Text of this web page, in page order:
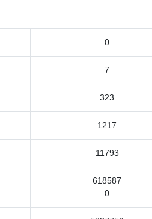
0
7
323
1217
11793
618587
0